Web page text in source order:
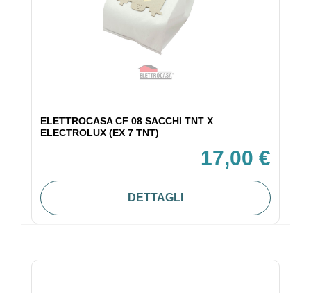
ELETTROCASA CF 08 SACCHI TNT X
ELECTROLUX (EX 7 TNT)
17,00 €
DETTAGLI